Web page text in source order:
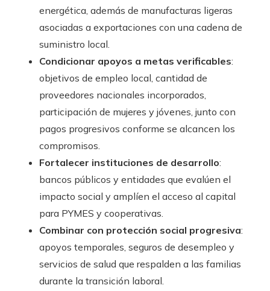
energética, además de manufacturas ligeras
asociadas a exportaciones con una cadena de
suministro local.
Condicionar apoyos a metas verificables:
objetivos de empleo local, cantidad de
proveedores nacionales incorporados,
participación de mujeres y jóvenes, junto con
pagos progresivos conforme se alcancen los
compromisos.
Fortalecer instituciones de desarrollo:
bancos públicos y entidades que evalúen el
impacto social y amplíen el acceso al capital
para PYMES y cooperativas.
Combinar con protección social progresiva:
apoyos temporales, seguros de desempleo y
servicios de salud que respalden a las familias
durante la transición laboral.